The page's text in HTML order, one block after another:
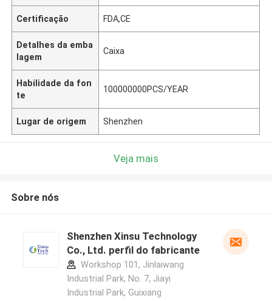
Certificação FDA,CE
Detalhes da emba
lagem
Caixa
Habilidade da fon
te
100000000PCS/YEAR
Lugar de origem Shenzhen
Veja mais
Sobre nós
Shenzhen Xinsu Technology
Co., Ltd. perfil do fabricante
Workshop 101, Jinlaiwang
Industrial Park, No. 7, Jiayi
Industrial Park, Guixiang